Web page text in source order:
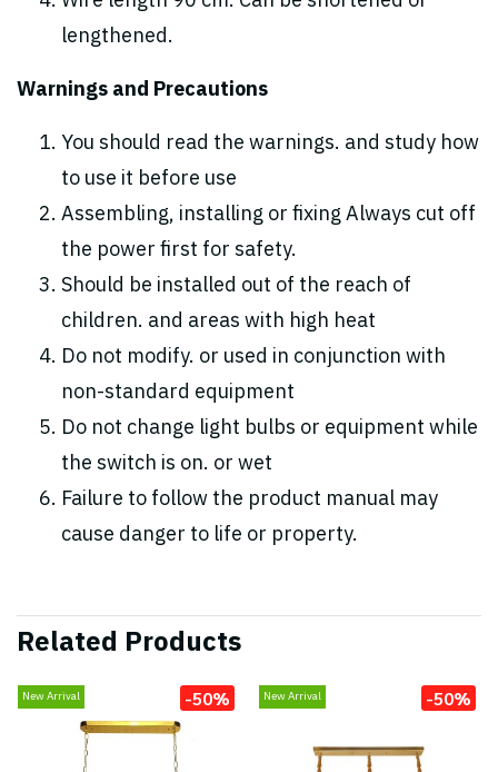
lengthened.
Warnings and Precautions
You should read the warnings. and study how
to use it before use
Assembling, installing or fixing Always cut off
the power first for safety.
Should be installed out of the reach of
children. and areas with high heat
Do not modify. or used in conjunction with
non-standard equipment
Do not change light bulbs or equipment while
the switch is on. or wet
Failure to follow the product manual may
cause danger to life or property.
Related Products
New Arrival -50% New Arrival -50%